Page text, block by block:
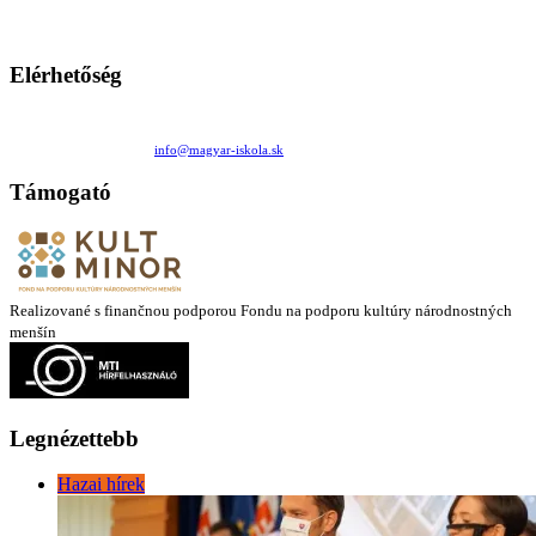
Elérhetőség
info@magyar-iskola.sk
Támogató
Realizované s finančnou podporou Fondu na podporu kultúry národnostných
menšín
Legnézettebb
Hazai hírek